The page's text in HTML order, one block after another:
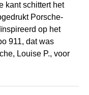
kant schittert het
Porsche-
op het
911, dat was
Louise P., voor